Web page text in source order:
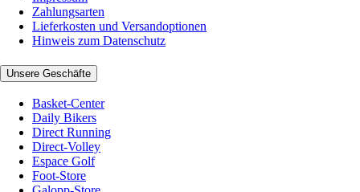
Zahlungsarten
Lieferkosten und Versandoptionen
Hinweis zum Datenschutz
Unsere Geschäfte
Basket-Center
Daily Bikers
Direct Running
Direct-Volley
Espace Golf
Foot-Store